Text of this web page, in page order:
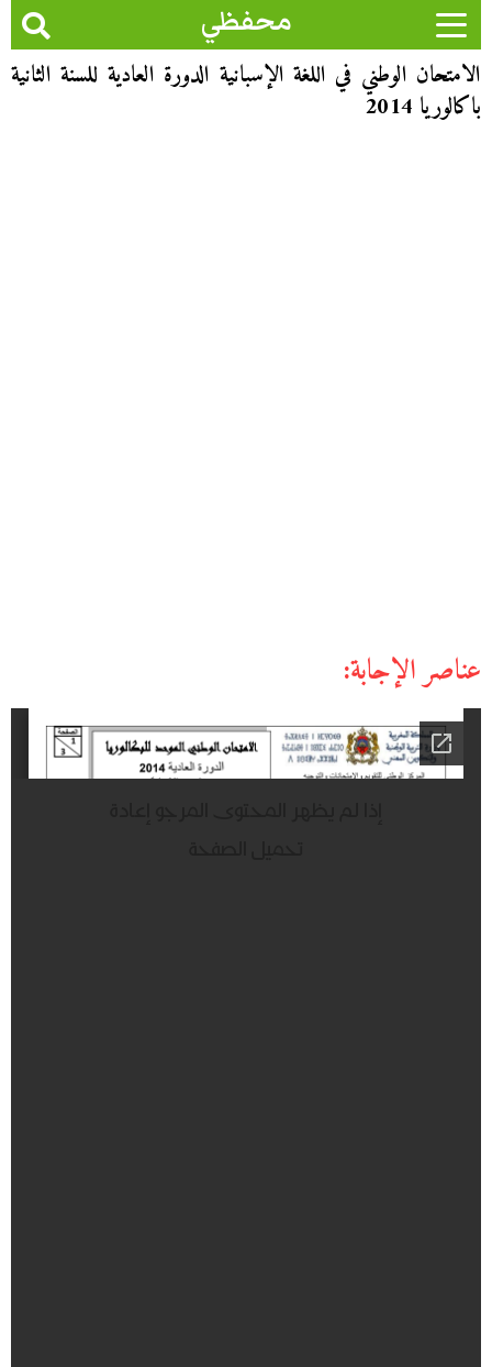
محفظي
الامتحان الوطني في اللغة الإسبانية الدورة العادية للسنة الثانية
باكالوريا 2014
عناصر الإجابة: